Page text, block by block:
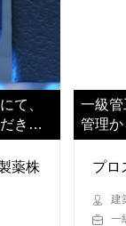
て、
きま
薬株
一級
管理
い、
プロ
建
一